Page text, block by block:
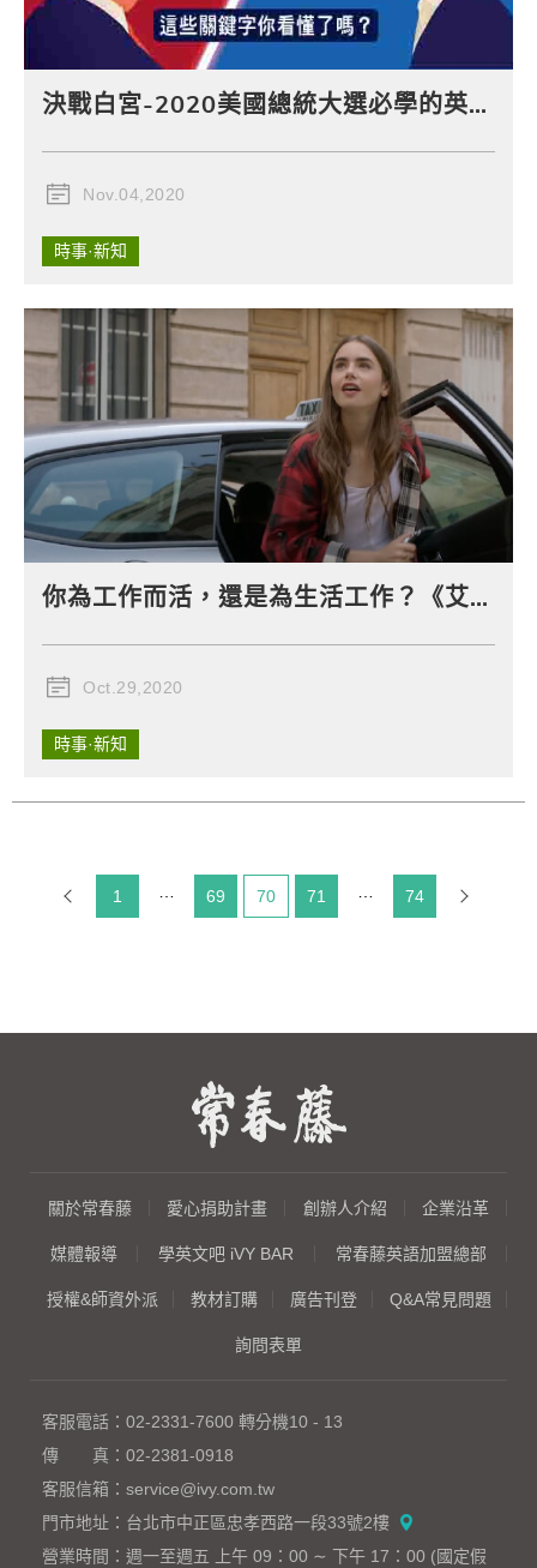
時事·新知
決戰白宮-2020美國總統大選必學的英文單字
Nov.04,2020
時事·新知
你為工作而活，還是為生活工作？《艾蜜莉在巴黎》金句帶你看見小資女的成長和蛻變！
Oct.29,2020
1 69 目前頁碼：
70 71 74
關於常春藤 愛心捐助計畫 創辦人介紹 企業沿革
媒體報導 學英文吧 iVY BAR 常春藤英語加盟總部
授權&師資外派 教材訂購 廣告刊登 Q&A常見問題
詢問表單
客服電話： 02-2331-7600 轉分機10 - 13
傳 真： 02-2381-0918
客服信箱： service@ivy.com.tw
門市地址： 台北市中正區忠孝西路一段33號2樓
營業時間： 週一至週五 上午 09：00 ∼ 下午 17：00 (國定假